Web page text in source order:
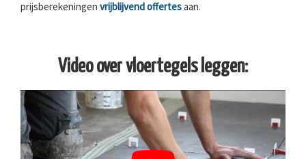
prijsberekeningen vrijblijvend offertesaan.
Video over vloertegels leggen: